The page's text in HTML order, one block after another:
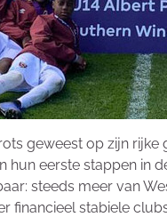
geweest op zijn
hun eerste stappen in
steeds meer van
financieel stabiele